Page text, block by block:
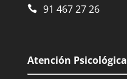
91 467 27 26
Atención Psicológica